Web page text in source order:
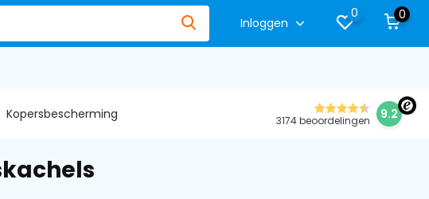
Inloggen
0 0
Kopersbescherming 3174 beoordelingen 9.2